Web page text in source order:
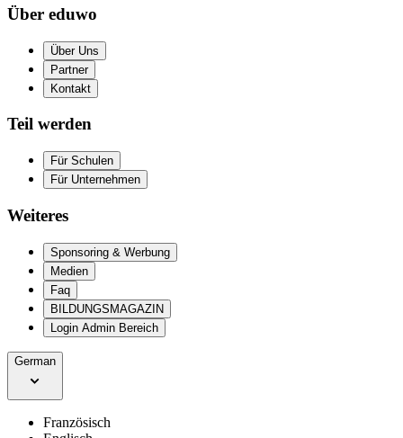
Über eduwo
Über Uns
Partner
Kontakt
Teil werden
Für Schulen
Für Unternehmen
Weiteres
Sponsoring & Werbung
Medien
Faq
BILDUNGSMAGAZIN
Login Admin Bereich
German
Französisch